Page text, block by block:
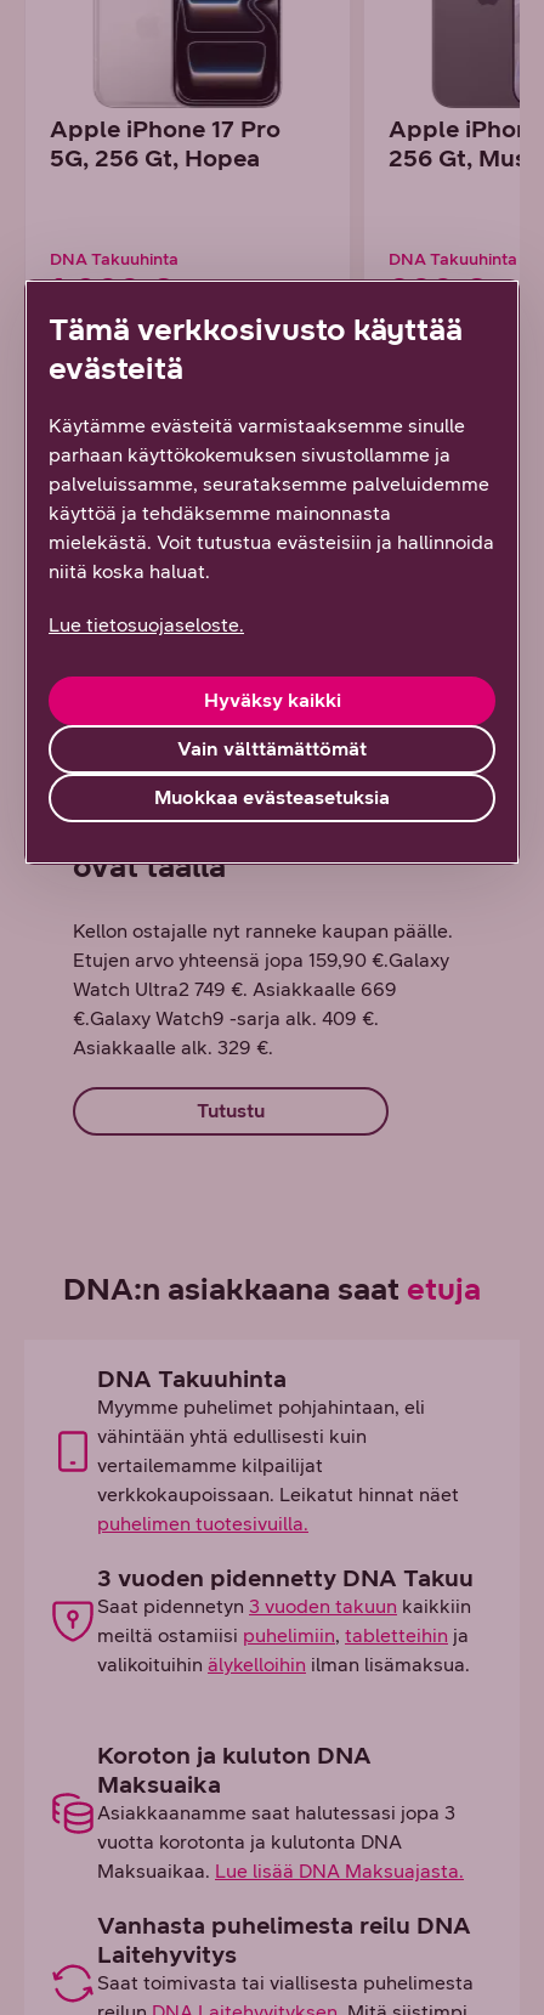
Apple iPhone 17 Pro
5G, 256 Gt, Hopea
DNA Takuuhinta
1 099 €
tai alk. 30,53 € / kk
Apple iPhone
256 Gt,
DNA Takuuhinta
899 €
tai alk. 24,97 € /
Uudet Galaxy-sarjan kellot
ovat täällä
Kellon ostajalle nyt ranneke kaupan päälle.
Etujen arvo yhteensä jopa 159,90 €.Galaxy
Watch Ultra2 749 €. Asiakkaalle 669
€.Galaxy Watch9 -sarja alk. 409 €.
Asiakkaalle alk. 329 €.
Tutustu
DNA:n asiakkaana saat etuja
DNA Takuuhinta
Myymme puhelimet pohjahintaan, eli
vähintään yhtä edullisesti kuin
vertailemamme kilpailijat
verkkokaupoissaan. Leikatut hinnat näet
puhelimen tuotesivuilla.
3 vuoden pidennetty DNA Takuu
Saat pidennetyn 3 vuoden takuun kaikkiin
meiltä ostamiisi puhelimiin, tabletteihin ja
valikoituihin älykelloihin ilman lisämaksua.
Koroton ja kuluton DNA
Maksuaika
Asiakkaanamme saat halutessasi jopa 3
vuotta korotonta ja kulutonta DNA
Maksuaikaa. Lue lisää DNA Maksuajasta.
Vanhasta puhelimesta reilu DNA
Laitehyvitys
Saat toimivasta tai viallisesta puhelimesta
Tämä verkkosivusto käyttää
evästeitä
Käytämme evästeitä varmistaaksemme sinulle
parhaan käyttökokemuksen sivustollamme ja
palveluissamme, seurataksemme palveluidemme
käyttöä ja tehdäksemme mainonnasta
mielekästä. Voit tutustua evästeisiin ja hallinnoida
niitä koska haluat.
Lue tietosuojaseloste.
Vain välttämättömät
Hyväksy kaikki
Muokkaa evästeasetuksia